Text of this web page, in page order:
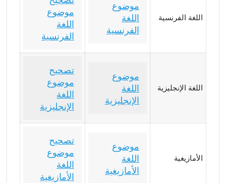
اللغة الفرنسية
موضوع
اللغة
الفرنسية
موضوع
اللغة
الفرنسية
اللغة الإنجليزية
موضوع
اللغة
الإنجليزية
تصحيح
موضوع
اللغة
الإنجليزية
الأمازيغية
موضوع
اللغة
الأمازيغية
تصحيح
موضوع
اللغة
الأمازيغية